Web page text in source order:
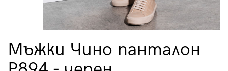
Мъжки Чино панталон